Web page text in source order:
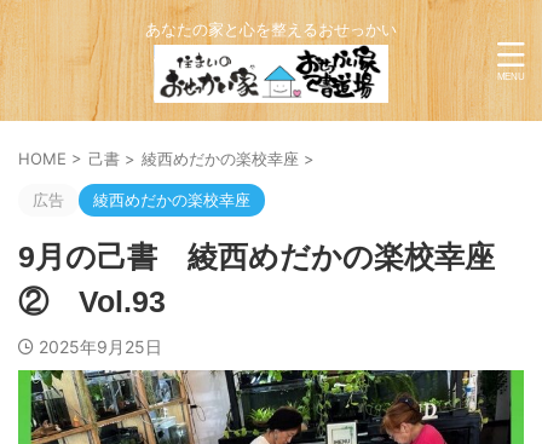
あなたの家と心を整えるおせっかい
HOME > 己書 > 綾西めだかの楽校幸座 >
広告 綾西めだかの楽校幸座
9月の己書 綾西めだかの楽校幸座
② Vol.93
2025年9月25日